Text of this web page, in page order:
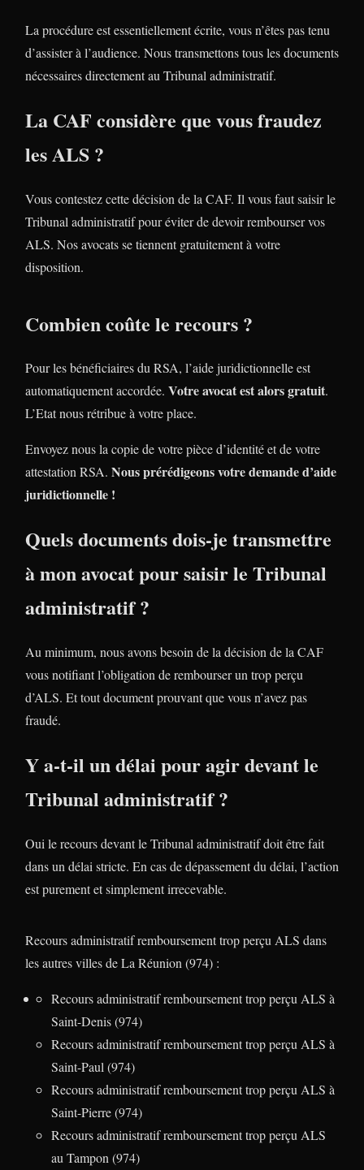
La procédure est essentiellement écrite, vous n’êtes pas tenu
d’assister à l’audience. Nous transmettons tous les documents
nécessaires directement au Tribunal administratif.
La CAF considère que vous fraudez
les ALS ?
Vous contestez cette décision de la CAF. Il vous faut saisir le
Tribunal administratif pour éviter de devoir rembourser vos
ALS. Nos avocats se tiennent gratuitement à votre
disposition.
Combien coûte le recours ?
Pour les bénéficiaires du RSA, l’aide juridictionnelle est
automatiquement accordée. Votre avocat est alors gratuit.
L’Etat nous rétribue à votre place.
Envoyez nous la copie de votre pièce d’identité et de votre
attestation RSA. Nous prérédigeons votre demande d’aide
juridictionnelle !
Quels documents dois-je transmettre
à mon avocat pour saisir le Tribunal
administratif ?
Au minimum, nous avons besoin de la décision de la CAF
vous notifiant l’obligation de rembourser un trop perçu
d’ALS. Et tout document prouvant que vous n’avez pas
fraudé.
Y a-t-il un délai pour agir devant le
Tribunal administratif ?
Oui le recours devant le Tribunal administratif doit être fait
dans un délai stricte. En cas de dépassement du délai, l’action
est purement et simplement irrecevable.
Recours administratif remboursement trop perçu ALS dans
les autres villes de La Réunion (974) :
Recours administratif remboursement trop perçu ALS à
Saint-Denis (974)
Recours administratif remboursement trop perçu ALS à
Saint-Paul (974)
Recours administratif remboursement trop perçu ALS à
Saint-Pierre (974)
Recours administratif remboursement trop perçu ALS
au Tampon (974)